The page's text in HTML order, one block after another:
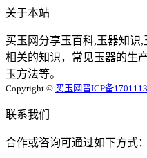
关于本站
买玉网分享玉百科,玉器知识
相关的知识，常见玉器的生
玉方法等。
Copyright © 买玉网晋ICP备
联系我们
合作或咨询可通过如下方式：